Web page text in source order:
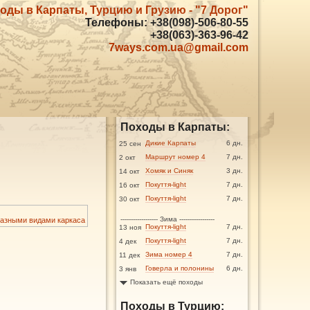
в Карпаты, Турцию и Грузию - "7 Дорог"
Телефоны: +38(098)-506-80-55
+38(063)-363-96-42
7ways.com.ua@gmail.com
видами каркаса
Походы в Карпаты:
25 сен Дикие Карпаты
6 дн.
2 окт
Маршрут номер 4
7 дн.
14 окт
Хомяк и Синяк
3 дн.
16 окт
Покуття-light
7 дн.
30 окт
Покуття-light 7 дн.
------------------ Зима -----------------
13 ноя Покуття-light
7 дн.
4 дек
Покуття-light
7 дн.
11 дек
Зима номер 4
7 дн.
3 янв
Говерла и полонины
6 дн.
Показать ещё походы
Походы в Турцию: